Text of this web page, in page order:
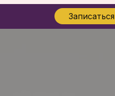
Записаться